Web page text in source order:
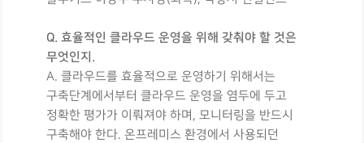
Q. 효율적인 클라우드 운영을 위해 갖춰야 할 것은
무엇인지.
A. 클라우드를 효율적으로 운영하기 위해서는
구축단계에서부터 클라우드 운영을 염두에 두고
정확한 평가가 이뤄져야 하며, 모니터링을 반드시
구축해야 한다. 온프레미스 환경에서 사용되던